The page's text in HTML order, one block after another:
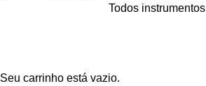
Todos instrumentos
Seu carrinho está vazio.